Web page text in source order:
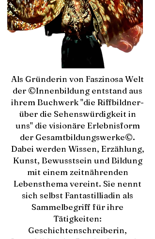
Als Gründerin von Faszinosa Welt
der ©Innenbildung entstand aus
ihrem Buchwerk "die Riffbildner-
über die Sehenswürdigkeit in
uns" die visionäre Erlebnisform
der Gesamtbildungswerke©.
Dabei werden Wissen, Erzählung,
Kunst, Bewusstsein und Bildung
mit einem zeitnährenden
Lebensthema vereint. Sie nennt
sich selbst Fantastilliadin als
Sammelbegriff für ihre
Tätigkeiten:
Geschichtenschreiberin,